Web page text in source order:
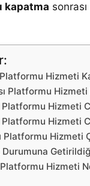
kapatma
Hizmeti
Platformu
Platformu Hizmeti
Hizmeti
Platformu Hizmeti
Durumuna
Hizmeti